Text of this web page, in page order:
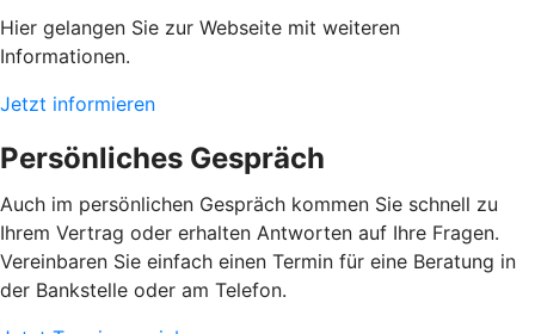
Hier gelangen Sie zur Webseite mit weiteren
Informationen.
Jetzt informieren
Persönliches Gespräch
Auch im persönlichen Gespräch kommen Sie schnell zu
Ihrem Vertrag oder erhalten Antworten auf Ihre Fragen.
Vereinbaren Sie einfach einen Termin für eine Beratung in
der Bankstelle oder am Telefon.